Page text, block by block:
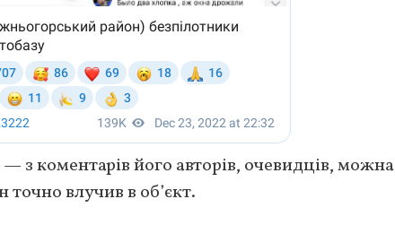
з коментарів його авторів, очевидців, можна
точно влучив в об’єкт.